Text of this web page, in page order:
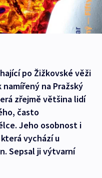
po Žižkovské věži
na Pražský
zřejmě většina lidí
často
Jeho osobnost i
vychází u
Sepsal ji výtvarní